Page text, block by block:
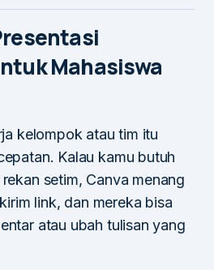
Mahasiswa
kelompok atau tim itu
Kalau kamu butuh
setim, Canva menang
link, dan mereka bisa
atau ubah tulisan yang